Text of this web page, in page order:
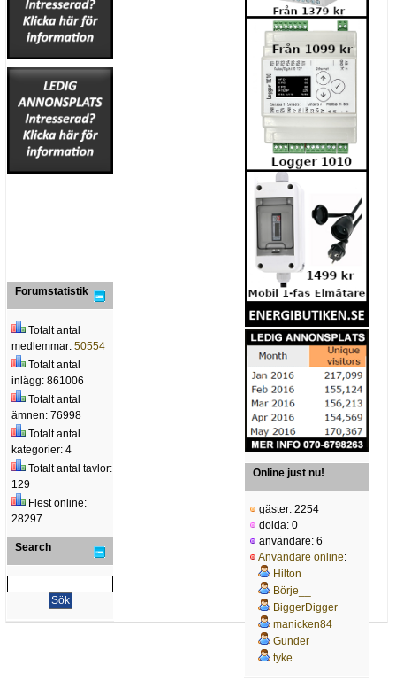
Online just nu!
gäster: 2254
dolda: 0
användare: 6
Användare online:
Hilton
Börje__
BiggerDigger
manicken84
Gunder
tyke
Forumstatistik
Totalt antal
medlemmar: 50554
Totalt antal
inlägg: 861006
Totalt antal
ämnen: 76998
Totalt antal
kategorier: 4
Totalt antal tavlor:
129
Flest online:
28297
Search